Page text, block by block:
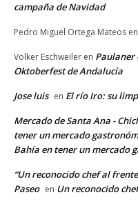
campaña de Navidad
Pedro Miguel Ortega Mateos en
Volker Eschweiler en Paulaner
Oktoberfest de Andalucía
Jose luis en El río Iro: su
Mercado de Santa Ana -
tener un mercado
Bahía en tener un mercado
“Un reconocido chef al
Paseo en Un reconocido